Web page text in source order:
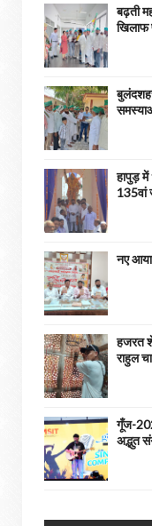
बढ़ती
खिलाफ
हापुड़ में
135वां
नए
हजरत
राहुल
गूँज-
अद्भुत